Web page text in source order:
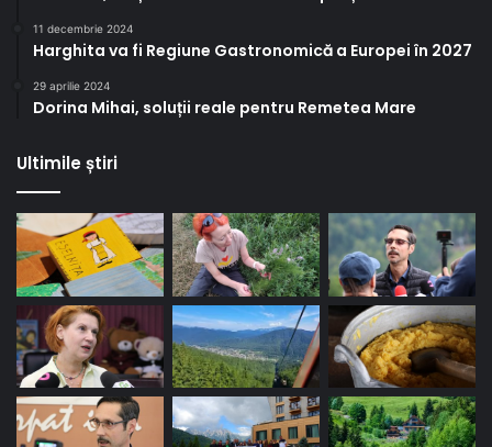
11 decembrie 2024
Harghita va fi Regiune Gastronomică a Europei în 2027
29 aprilie 2024
Dorina Mihai, soluții reale pentru Remetea Mare
Ultimile știri